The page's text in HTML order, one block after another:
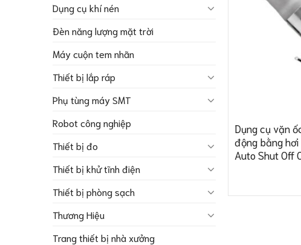
Dụng cụ khí nén
Đèn năng lượng mặt trời
Máy cuộn tem nhãn
Thiết bị lắp ráp
Phụ tùng máy SMT
Robot công nghiệp
Thiết bị đo
Thiết bị khử tĩnh điện
Thiết bị phòng sạch
Thương Hiệu
Trang thiết bị nhà xưởng
Dụng cụ vặn
động bằng hơi
Auto Shut Off